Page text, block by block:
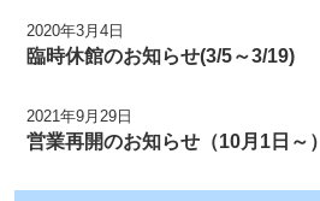
2020年3月4日
臨時休館のお知らせ(3/5～3/19)
2021年9月29日
営業再開のお知らせ（10月1日～）